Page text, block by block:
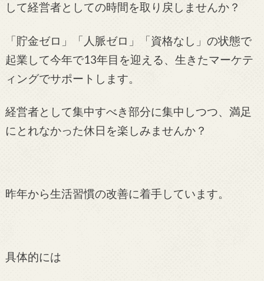
して経営者としての時間を取り戻しませんか？
「貯金ゼロ」「人脈ゼロ」「資格なし」の状態で
起業して今年で13年目を迎える、生きたマーケテ
ィングでサポートします。
経営者として集中すべき部分に集中しつつ、満足
にとれなかった休日を楽しみませんか？
昨年から生活習慣の改善に着手しています。
具体的には